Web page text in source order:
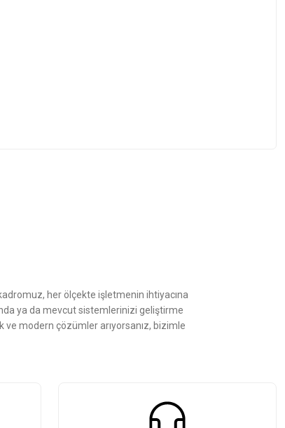
her ölçekte işletmenin ihtiyacına
ya da mevcut sistemlerinizi geliştirme
ve modern çözümler arıyorsanız, bizimle